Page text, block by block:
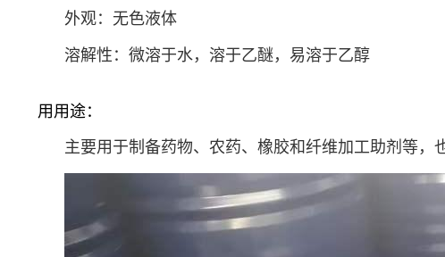
外观：无色液体
溶解性：微溶于水，溶于乙醚，易溶于乙醇
用用途：
主要用于制备药物、农药、橡胶和纤维加工助剂等